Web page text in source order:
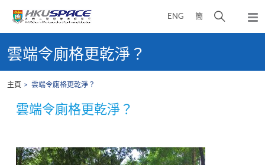
ENG 簡
開
彈
出
單
content
start雲端令廁格更乾淨？
主頁 雲端令廁格更乾淨？
雲端令廁格更乾淨？